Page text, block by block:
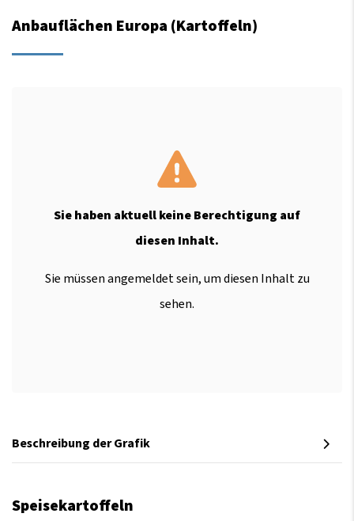
Anbauflächen Europa (Kartoffeln)
Sie haben aktuell keine Berechtigung auf
diesen Inhalt.
Sie müssen angemeldet sein, um diesen Inhalt zu
sehen.
Beschreibung der Grafik
Speisekartoffeln